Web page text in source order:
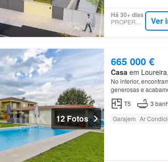
Há 30+ dias
Ver
12 Fotos
665 000 €
Casa em
No interior,
generosas e
T5
3
Garajem Ar